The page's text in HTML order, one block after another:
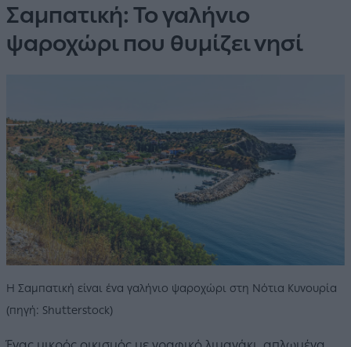
Σαμπατική: Το γαλήνιο
ψαροχώρι που θυμίζει νησί
Η Σαμπατική είναι ένα γαλήνιο ψαροχώρι στη Νότια Κυνουρία
(πηγή: Shutterstock)